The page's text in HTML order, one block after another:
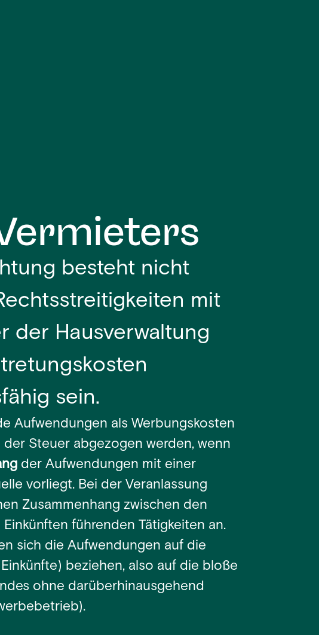
besteht nicht
mit
der Hausverwaltung
sein.
Aufwendungen als Werbungskosten
Steuer abgezogen werden, wenn
der Aufwendungen mit einer
vorliegt. Bei der Veranlassung
Zusammenhang zwischen den
führenden Tätigkeiten an.
sich die Aufwendungen auf die
beziehen, also auf die bloße
ohne darüberhinausgehend